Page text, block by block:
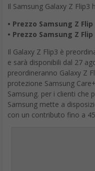
Il Samsung Galaxy Z Flip3
• Prezzo Samsung Z Flip
• Prezzo Samsung Z Flip
Il Galaxy Z Flip3 è
e sarà disponibili dal 27
preordineranno Galaxy Z
protezione Samsung
Samsung. per i clienti che
Samsung mette a
con un contributo fino a